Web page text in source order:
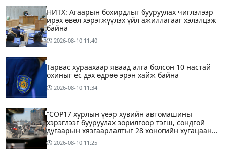
НИТХ: Агаарын бохирдлыг бууруулах чиглэлээр
ирэх өвөл хэрэгжүүлэх үйл ажиллагааг хэлэлцэж
байна
2026-08-10 11:40
Тарвас хураахаар яваад алга болсон 10 настай
охиныг ес дэх өдрөө эрэн хайж байна
2026-08-10 11:34
“COP17 хурлын үеэр хувийн автомашины
хэрэглээг бууруулах зорилгоор тэгш, сондгой
дугаарын хязгаарлалтыг 28 хоногийн хугацаанд
хийнэ“
2026-08-10 11:25